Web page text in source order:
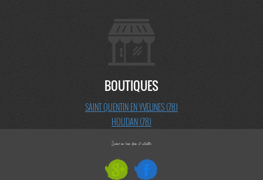
BOUTIQUES
SAINT QUENTIN EN YVELINES (78)
HOUDAN (78)